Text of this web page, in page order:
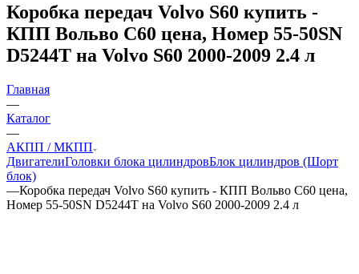
Коробка передач Volvo S60 купить -
КПП Вольво С60 цена, Номер 55-50SN
D5244T на Volvo S60 2000-2009 2.4 л
Главная
—
Каталог
—
АКПП / МКПП
ДвигателиГоловки блока цилиндровБлок цилиндров (Шорт
блок)
—Коробка передач Volvo S60 купить - КПП Вольво С60 цена,
Номер 55-50SN D5244T на Volvo S60 2000-2009 2.4 л